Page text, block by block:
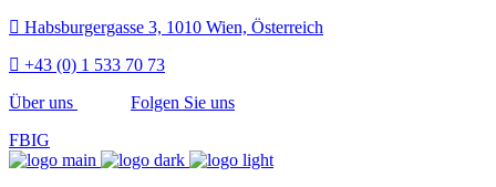
Habsburgergasse 3, 1010 Wien, Österreich
+43 (0) 1 533 70 73
Über uns
Folgen Sie uns
FBIG